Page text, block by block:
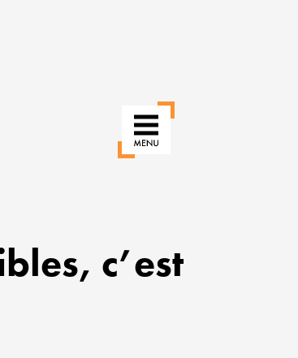
RÉINVENTER
NOS
c’est